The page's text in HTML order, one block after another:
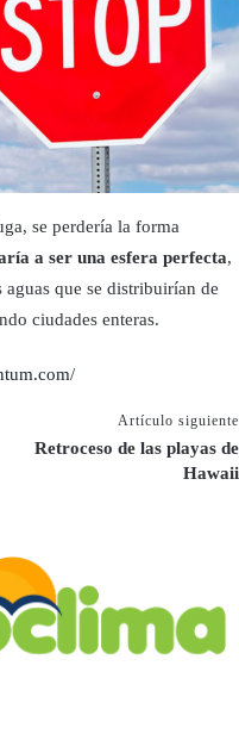
se perdería la forma
a ser una esfera perfecta,
que se distribuirían de
ciudades enteras.
Artículo siguiente
Retroceso de las playas de
Hawaii